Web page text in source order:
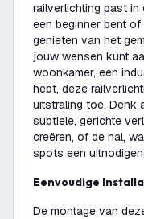
railverlichting past in
een beginner bent
genieten van het
jouw wensen kunt
woonkamer, een
hebt, deze
uitstraling toe. Denk
subtiele, gerichte
creëren, of de hal,
spots een
Eenvoudige
De montage van